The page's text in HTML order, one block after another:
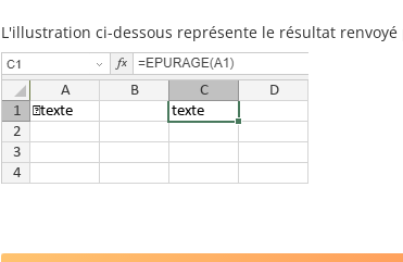
L'illustration ci-dessous représente le résultat